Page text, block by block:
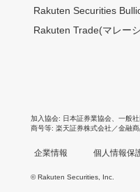
Rakuten Securities
Rakuten Trade(マレー
加入協会 日本証券業協会 一般
商号等 楽天証券株式会社／金融
企業情報 個人情報保
© Rakuten Securities, Inc.